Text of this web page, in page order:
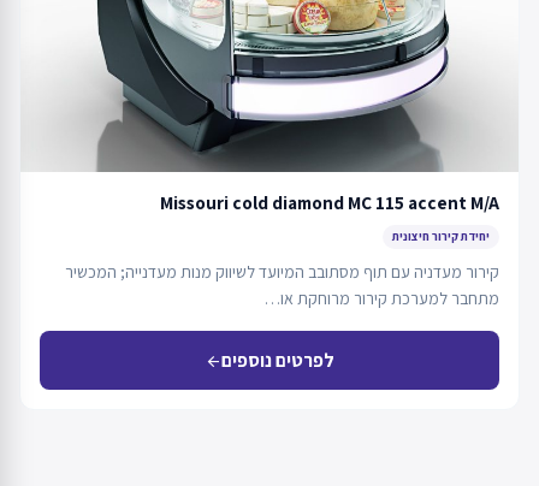
Missouri cold diamond MC 115 accent M/A
יחידת קירור חיצונית
קירור מעדניה עם תוף מסתובב המיועד לשיווק מנות מעדנייה; המכשיר
מתחבר למערכת קירור מרוחקת או…
לפרטים נוספיםarrow_back